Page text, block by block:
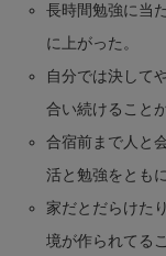
長時間勉強に当
に上がった。
自分では決して
合い続けること
合宿前まで人と
活と勉強をとも
家だとだらけた
境が作られてる